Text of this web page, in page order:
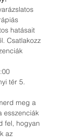
hatásait
Csatlakozz
tér 5.
meg a
esszenciák
fel, hogyan
az